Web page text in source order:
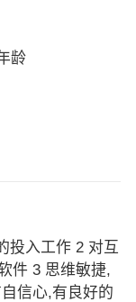
龄
投入工作 2 对互
件 3 思维敏捷,
信心,有良好的